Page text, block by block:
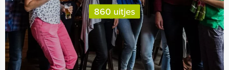
860 uitjes